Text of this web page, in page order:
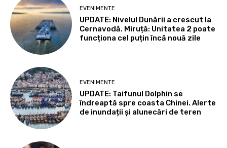
EVENIMENTE
UPDATE: Nivelul Dunării a crescut la
Cernavodă. Miruță: Unitatea 2 poate
funcționa cel puțin încă nouă zile
EVENIMENTE
UPDATE: Taifunul Dolphin se
îndreaptă spre coasta Chinei. Alerte
de inundații și alunecări de teren